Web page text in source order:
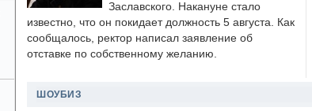
Заславского. Накануне стало
известно, что он покидает должность 5 августа. Как
сообщалось, ректор написал заявление об
отставке по собственному желанию.
ШОУБИЗ